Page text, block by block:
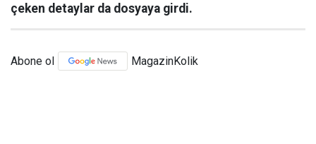
çeken detaylar da dosyaya girdi.
Abone ol MagazinKolik